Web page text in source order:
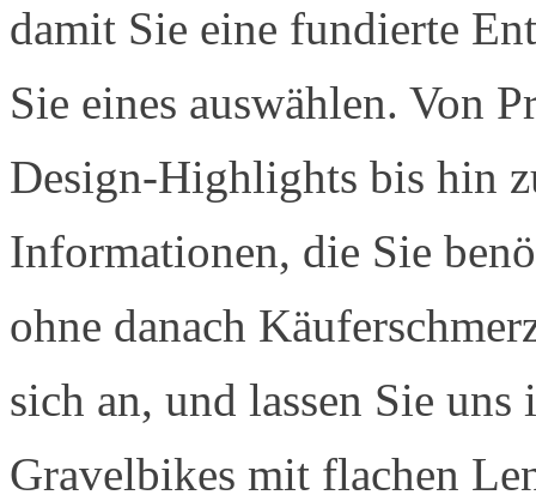
damit Sie eine fundierte
Sie eines auswählen. Von
Design-Highlights bis hin
Informationen, die Sie
ohne danach
sich an, und lassen Sie
Gravelbikes mit flachen